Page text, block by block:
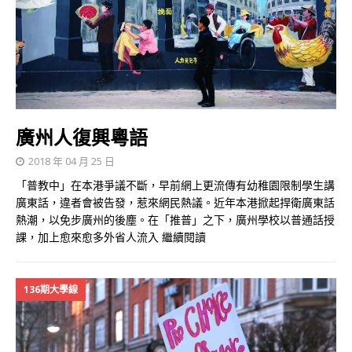
廣州人復興粵語
2018 年 04 月 25 日
「普教中」在本港爭議不斷，早前網上更流傳有幼稚園限制學生講
廣東話，違者會被告發，惹來網民熱議。近年本港掀起捍衛廣東話
熱潮，以免步廣州的後塵。在「推普」之下，廣州學校以普通話授
課，加上愈來愈多外省人流入 繼續閱讀
136期大學線